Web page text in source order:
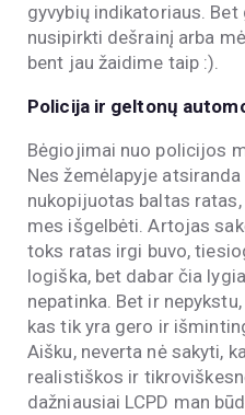
gyvybių indikatoriaus.
nusipirkti dešrainį arba
bent jau žaidime taip :).
Policija ir geltonų
Bėgiojimai nuo policijos
Nes žemėlapyje
nukopijuotas baltas
mes išgelbėti. Artojas
toks ratas irgi buvo,
logiška, bet dabar čia
nepatinka. Bet ir
kas tik yra gero ir
Aišku, neverta nė sakyti,
realistiškos ir
dažniausiai LCPD man